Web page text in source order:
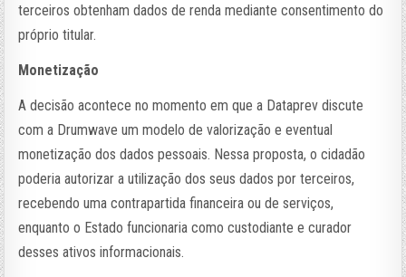
terceiros obtenham dados de renda mediante consentimento do
próprio titular.
Monetização
A decisão acontece no momento em que a Dataprev discute
com a Drumwave um modelo de valorização e eventual
monetização dos dados pessoais. Nessa proposta, o cidadão
poderia autorizar a utilização dos seus dados por terceiros,
recebendo uma contrapartida financeira ou de serviços,
enquanto o Estado funcionaria como custodiante e curador
desses ativos informacionais.